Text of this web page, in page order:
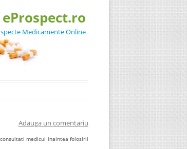
eProspect.ro
Medicamente Online
Adauga un comentariu
medicul inaintea folosirii